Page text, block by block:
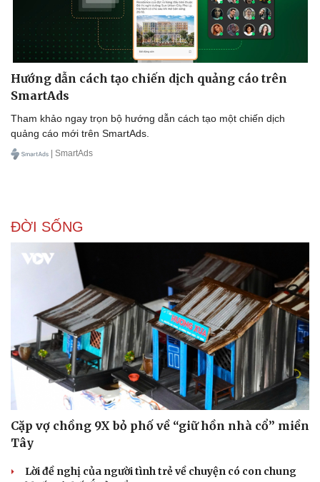
Văn hóa
Sân khấu - Điện ảnh
Văn học
Âm nhạc
Di sản
Giải trí
Nghệ sĩ
Thời trang
Hướng dẫn cách tạo chiến dịch quảng cáo trên
SmartAds
Tham khảo ngay trọn bộ hướng dẫn cách tạo một chiến dịch
quảng cáo mới trên SmartAds.
| SmartAds
ĐỜI SỐNG
Cặp vợ chồng 9X bỏ phố về “giữ hồn nhà cổ” miền
Tây
Lời đề nghị của người tình trẻ về chuyện có con chung